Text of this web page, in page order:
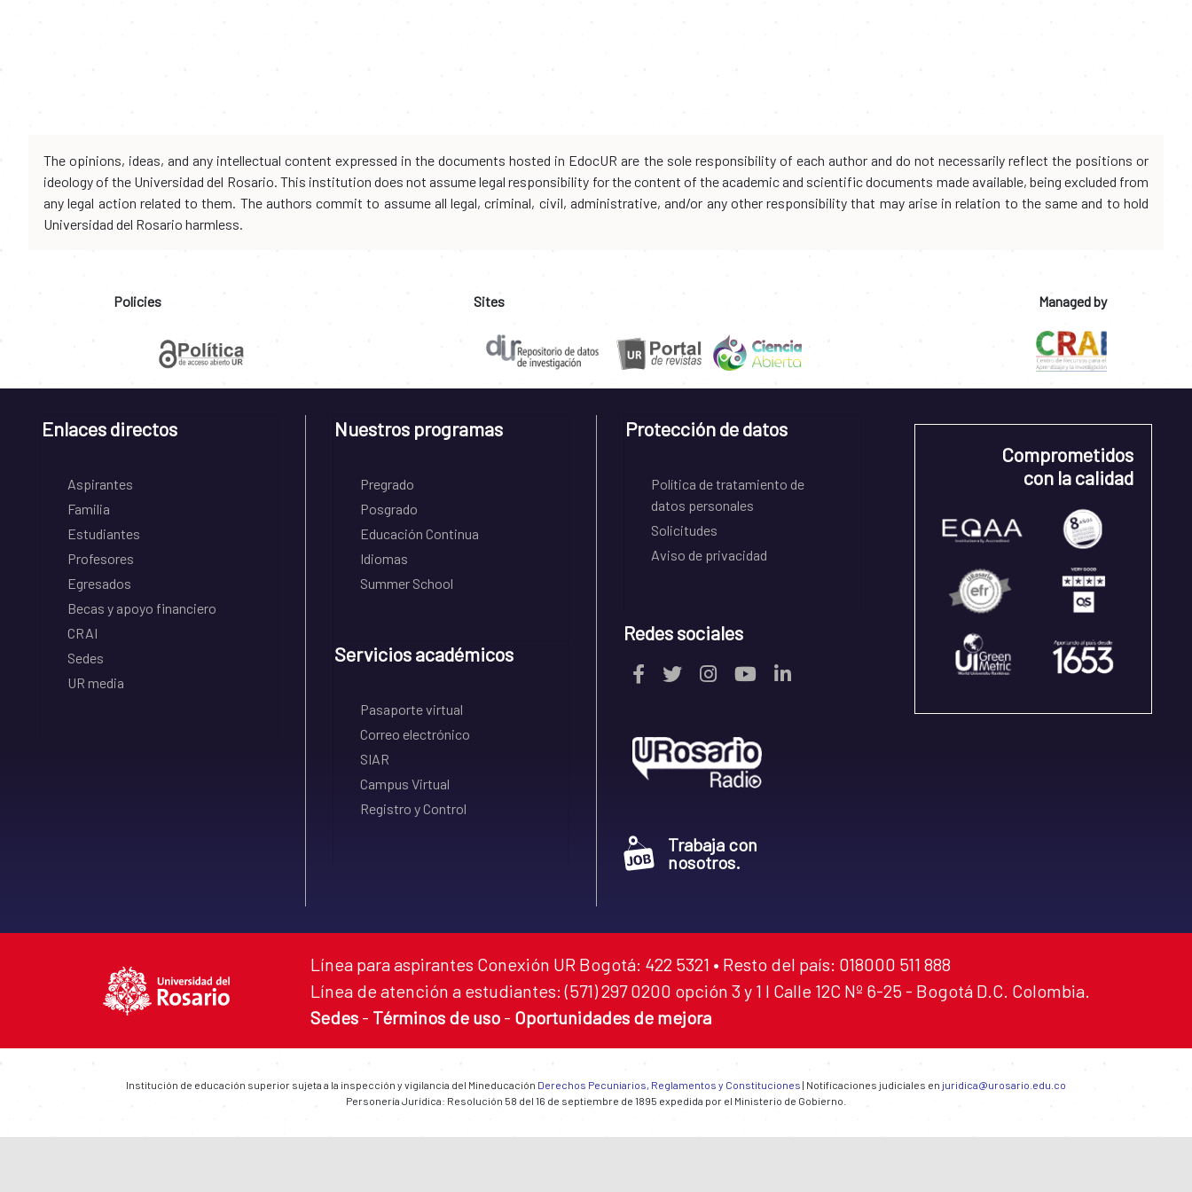
The opinions, ideas, and any intellectual content expressed in the documents hosted in EdocUR are the sole responsibility of each author and do not necessarily reflect the positions or
ideology of the Universidad del Rosario. This institution does not assume legal responsibility for the content of the academic and scientific documents made available, being excluded from
any legal action related to them. The authors commit to assume all legal, criminal, civil, administrative, and/or any other responsibility that may arise in relation to the same and to hold
Universidad del Rosario harmless.
Policies Sites Managed by
Enlaces directos
Aspirantes
Familia
Estudiantes
Profesores
Egresados
Becas y apoyo financiero
CRAI
Sedes
UR media
Nuestros programas
Pregrado
Posgrado
Educación Continua
Idiomas
Summer School
Servicios académicos
Pasaporte virtual
Correo electrónico
SIAR
Campus Virtual
Registro y Control
Protección de datos
Política de tratamiento de
datos personales
Solicitudes
Aviso de privacidad
Redes sociales
Trabaja con
nosotros.
Comprometidos
con la calidad
Línea para aspirantes Conexión UR Bogotá: 422 5321 • Resto del país: 018000 511 888
Línea de atención a estudiantes: (571) 297 0200 opción 3 y 1 I Calle 12C Nº 6-25 - Bogotá D.C. Colombia.
Sedes - Términos de uso - Oportunidades de mejora
Institución de educación superior sujeta a la inspección y vigilancia del Mineducación Derechos Pecuniarios, Reglamentos y Constituciones | Notificaciones judiciales en juridica@urosario.edu.co
Personería Jurídica: Resolución 58 del 16 de septiembre de 1895 expedida por el Ministerio de Gobierno.